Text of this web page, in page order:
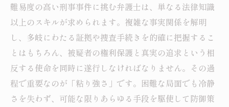
難易度の高い刑事事件に挑む弁護士は、単なる法律知識
以上のスキルが求められます。複雑な事実関係を解明
し、多岐にわたる証拠や捜査手続きを的確に把握するこ
とはもちろん、被疑者の権利保護と真実の追求という相
反する使命を同時に遂行しなければなりません。その過
程で重要なのが「粘り強さ」です。困難な局面でも冷静
さを失わず、可能な限りあらゆる手段を駆使して防御策